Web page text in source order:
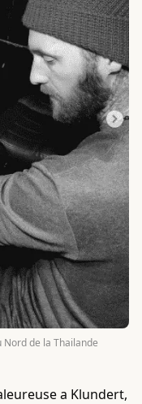
de la Thailande
a Klundert,